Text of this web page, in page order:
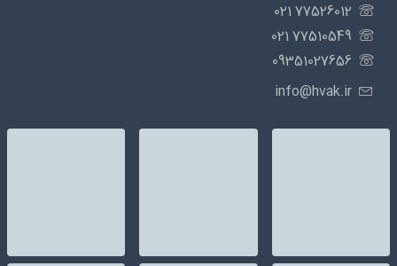
77526012 021
77510549 021
09351027656
info@hvak.ir